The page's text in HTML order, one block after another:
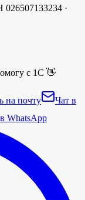
026507133234 ·
с 1С 👋
на почту
Чат в
WhatsApp